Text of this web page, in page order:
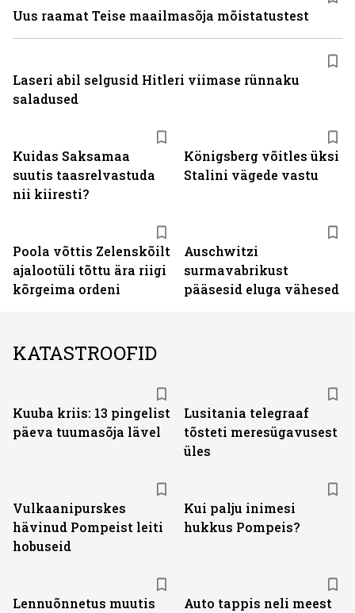
Kuidas Saksamaa
suutis taasrelvastuda
nii kiiresti?
Königsberg võitles üksi
Stalini vägede vastu
Poola võttis Zelenskõilt
ajalootüli tõttu ära riigi
kõrgeima ordeni
Auschwitzi
surmavabrikust
pääsesid eluga vähesed
Uus raamat Teise maailmasõja mõistatustest
Laseri abil selgusid Hitleri viimase rünnaku
saladused
KATASTROOFID
Kuuba kriis: 13 pingelist
päeva tuumasõja lävel
Lusitania telegraaf
tõsteti meresügavusest
üles
Vulkaanipurskes
hävinud Pompeist leiti
hobuseid
Kui palju inimesi
hukkus Pompeis?
Lennuõnnetus muutis
Auto tappis neli meest